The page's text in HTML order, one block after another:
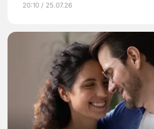
20:10 / 25.07.26